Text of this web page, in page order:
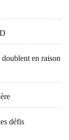
en raison
défis